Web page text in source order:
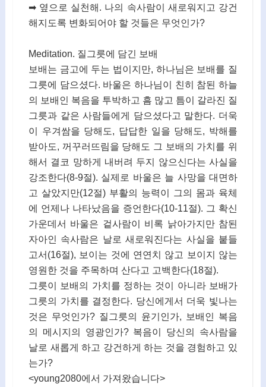
➡ 옆으로 실천해. 나의 속사람이 새로워지고 강건
해지도록 변화되어야 할 것들은 무엇인가?
Meditation. 질그릇에 담긴 보배
보배는 금고에 두는 법이지만, 하나님은 보배를 질
그릇에 담으셨다. 바울은 하나님이 친히 참된 하늘
의 보배인 복음을 투박하고 흠 많고 틈이 갈라진 질
그릇과 같은 사람들에게 담으셨다고 말한다. 더욱
이 우겨쌈을 당해도, 답답한 일을 당해도, 박해를
받아도, 꺼꾸러뜨림을 당해도 그 보배의 가치를 위
해서 결코 망하게 내버려 두지 않으신다는 사실을
강조한다(8-9절). 실제로 바울은 늘 사망을 대면하
고 살았지만(12절) 부활의 능력이 그의 몸과 육체
에 언제나 나타났음을 증언한다(10-11절). 그 확신
가운데서 바울은 겉사람이 비록 낡아가지만 참된
자아인 속사람은 날로 새로워진다는 사실을 붙들
고서(16절), 보이는 것에 연연치 않고 보이지 않는
영원한 것을 주목하며 산다고 고백한다(18절).
그릇이 보배의 가치를 정하는 것이 아니라 보배가
그릇의 가치를 결정한다. 당신에게서 더욱 빛나는
것은 무엇인가? 질그릇의 윤기인가, 보배인 복음
의 메시지의 영광인가? 복음이 당신의 속사람을
날로 새롭게 하고 강건하게 하는 것을 경험하고 있
는가?
<young2080에서 가져왔습니다>